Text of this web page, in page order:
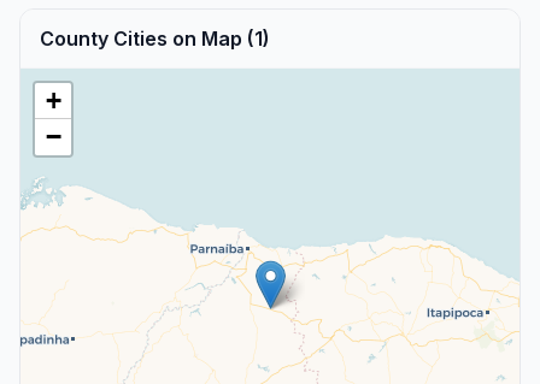
County Cities on Map (1)
+
−